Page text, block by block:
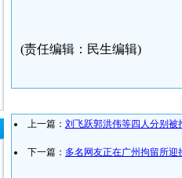
(责任编辑：民生编辑)
上一篇： 刘飞跃郭洪伟等四人分别
下一篇： 多名网友正在广州拘留所迎